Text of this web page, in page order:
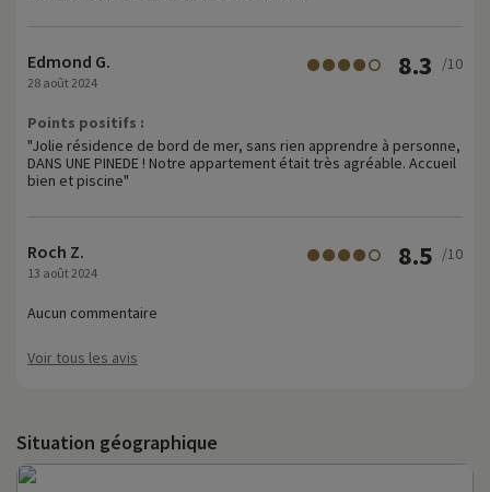
Edmond G.
28 août 2024
8.3 /10
Points positifs :
"Jolie résidence de bord de mer, sans rien apprendre à personne,
DANS UNE PINEDE ! Notre appartement était très agréable. Accueil
bien et piscine"
Roch Z.
13 août 2024
8.5 /10
Aucun commentaire
Voir tous les avis
Situation géographique